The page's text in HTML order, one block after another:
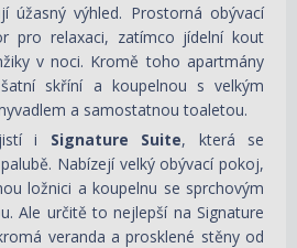
úžasný výhled. Prostorná obývací
pro relaxaci, zatímco jídelní kout
v noci. Kromě toho apartmány
skříní a koupelnou s velkým
a samostatnou toaletou.
i Signature Suite, která se
Nabízejí velký obývací pokoj,
ložnici a koupelnu se sprchovým
Ale určitě to nejlepší na Signature
veranda a prosklené stěny od